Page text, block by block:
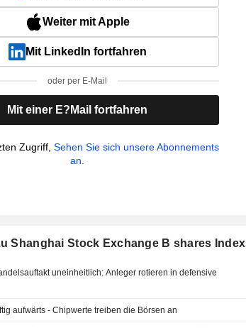
Weiter mit Apple
Mit LinkedIn fortfahren
oder per E-Mail
Mit einer E?Mail fortfahren
Zugriff,Sehen Sie sich unsere Abonnements
an.
Shanghai Stock Exchange B shares Index
uneinheitlich: Anleger rotieren in defensive
aufwärts - Chipwerte treiben die Börsen an